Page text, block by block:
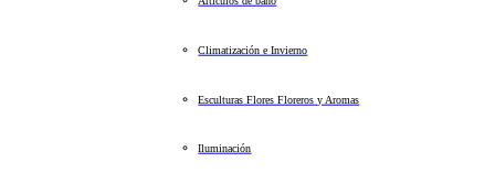
Climatización e Invierno
Esculturas Flores Floreros y Aromas
Iluminación